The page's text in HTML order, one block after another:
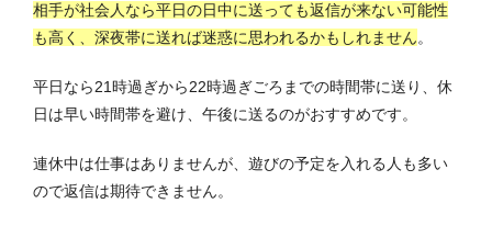
相手が社会人なら平日の日中に送っても返信が来ない可能性
も高く、深夜帯に送れば迷惑に思われるかもしれません。
平日なら21時過ぎから22時過ぎごろまでの時間帯に送り、休
日は早い時間帯を避け、午後に送るのがおすすめです。
連休中は仕事はありませんが、遊びの予定を入れる人も多い
ので返信は期待できません。